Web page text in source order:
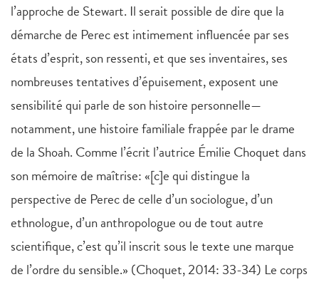
l’approche de Stewart. Il serait possible de dire que la
démarche de Perec est intimement influencée par ses
états d’esprit, son ressenti, et que ses inventaires, ses
nombreuses tentatives d’épuisement, exposent une
sensibilité qui parle de son histoire personnelle—
notamment, une histoire familiale frappée par le drame
de la Shoah. Comme l’écrit l’autrice Émilie Choquet dans
son mémoire de maîtrise: «[c]e qui distingue la
perspective de Perec de celle d’un sociologue, d’un
ethnologue, d’un anthropologue ou de tout autre
scientifique, c’est qu’il inscrit sous le texte une marque
de l’ordre du sensible.» (Choquet, 2014: 33-34) Le corps